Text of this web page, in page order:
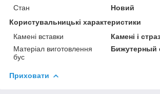
Стан
Новий
Користувальницькі характеристики
Камені вставки
Камені і
Матеріал виготовлення
бус
Бижутерный
Приховати